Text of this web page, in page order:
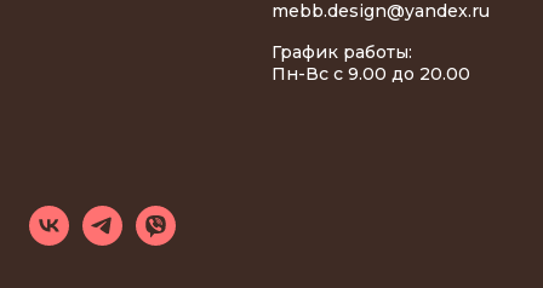
mebb.design@yandex.ru
График работы:
Пн-Вс с 9.00 до 20.00